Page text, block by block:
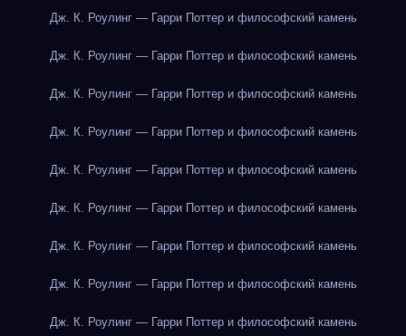
Дж. К. Роулинг — Гарри Поттер и философский камень
Дж. К. Роулинг — Гарри Поттер и философский камень
Дж. К. Роулинг — Гарри Поттер и философский камень
Дж. К. Роулинг — Гарри Поттер и философский камень
Дж. К. Роулинг — Гарри Поттер и философский камень
Дж. К. Роулинг — Гарри Поттер и философский камень
Дж. К. Роулинг — Гарри Поттер и философский камень
Дж. К. Роулинг — Гарри Поттер и философский камень
Дж. К. Роулинг — Гарри Поттер и философский камень